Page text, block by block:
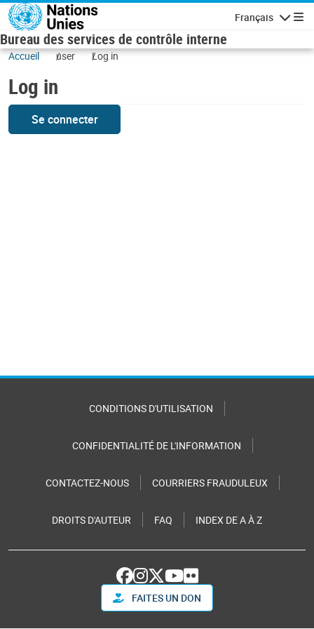
Skip to main content
Français
Bureau des services de contrôle interne
Accueil user Log in
Log in
Se connecter
CONDITIONS D'UTILISATION
CONFIDENTIALITÉ DE L'INFORMATION
CONTACTEZ-NOUS COURRIERS FRAUDULEUX
DROITS D'AUTEUR FAQ INDEX DE A À Z
FAITES UN DON